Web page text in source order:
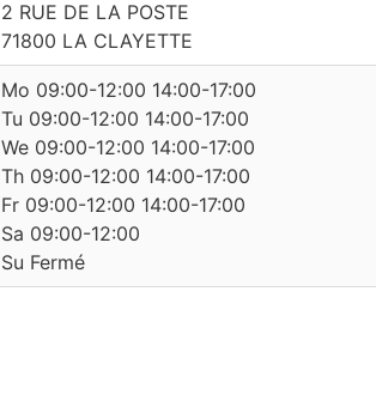
2 RUE DE LA POSTE
71800 LA CLAYETTE
Mo 09:00-12:00 14:00-17:00
Tu 09:00-12:00 14:00-17:00
We 09:00-12:00 14:00-17:00
Th 09:00-12:00 14:00-17:00
Fr 09:00-12:00 14:00-17:00
Sa 09:00-12:00
Su Fermé